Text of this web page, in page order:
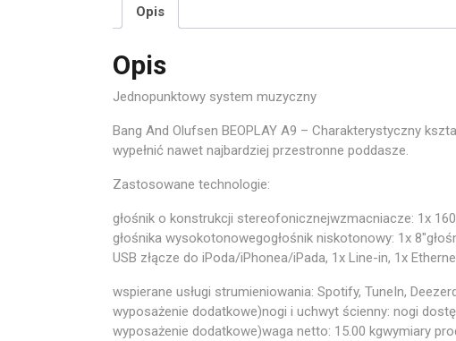
Opis
Opis
Jednopunktowy system muzyczny
Bang And Olufsen BEOPLAY A9 – Charakterystyczny
wypełnić nawet najbardziej przestronne poddasze.
Zastosowane technologie:
głośnik o konstrukcji stereofonicznejwzmacniacze: 1x
głośnika wysokotonowegogłośnik niskotonowy: 1x
USB złącze do iPoda/iPhonea/iPada, 1x Line-in, 1x
wspierane usługi strumieniowania: Spotify, TuneIn,
wyposażenie dodatkowe)nogi i uchwyt ścienny: nogi
wyposażenie dodatkowe)waga netto: 15.00 kgwymiary